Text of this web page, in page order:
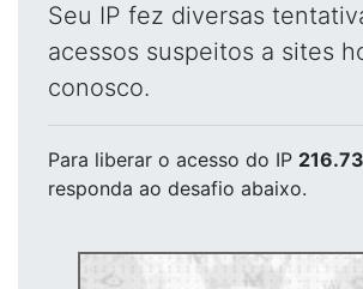
Seu IP fez diversas
acessos suspeitos a sites
conosco.
Para liberar o acesso do IP
responda ao desafio abaixo.